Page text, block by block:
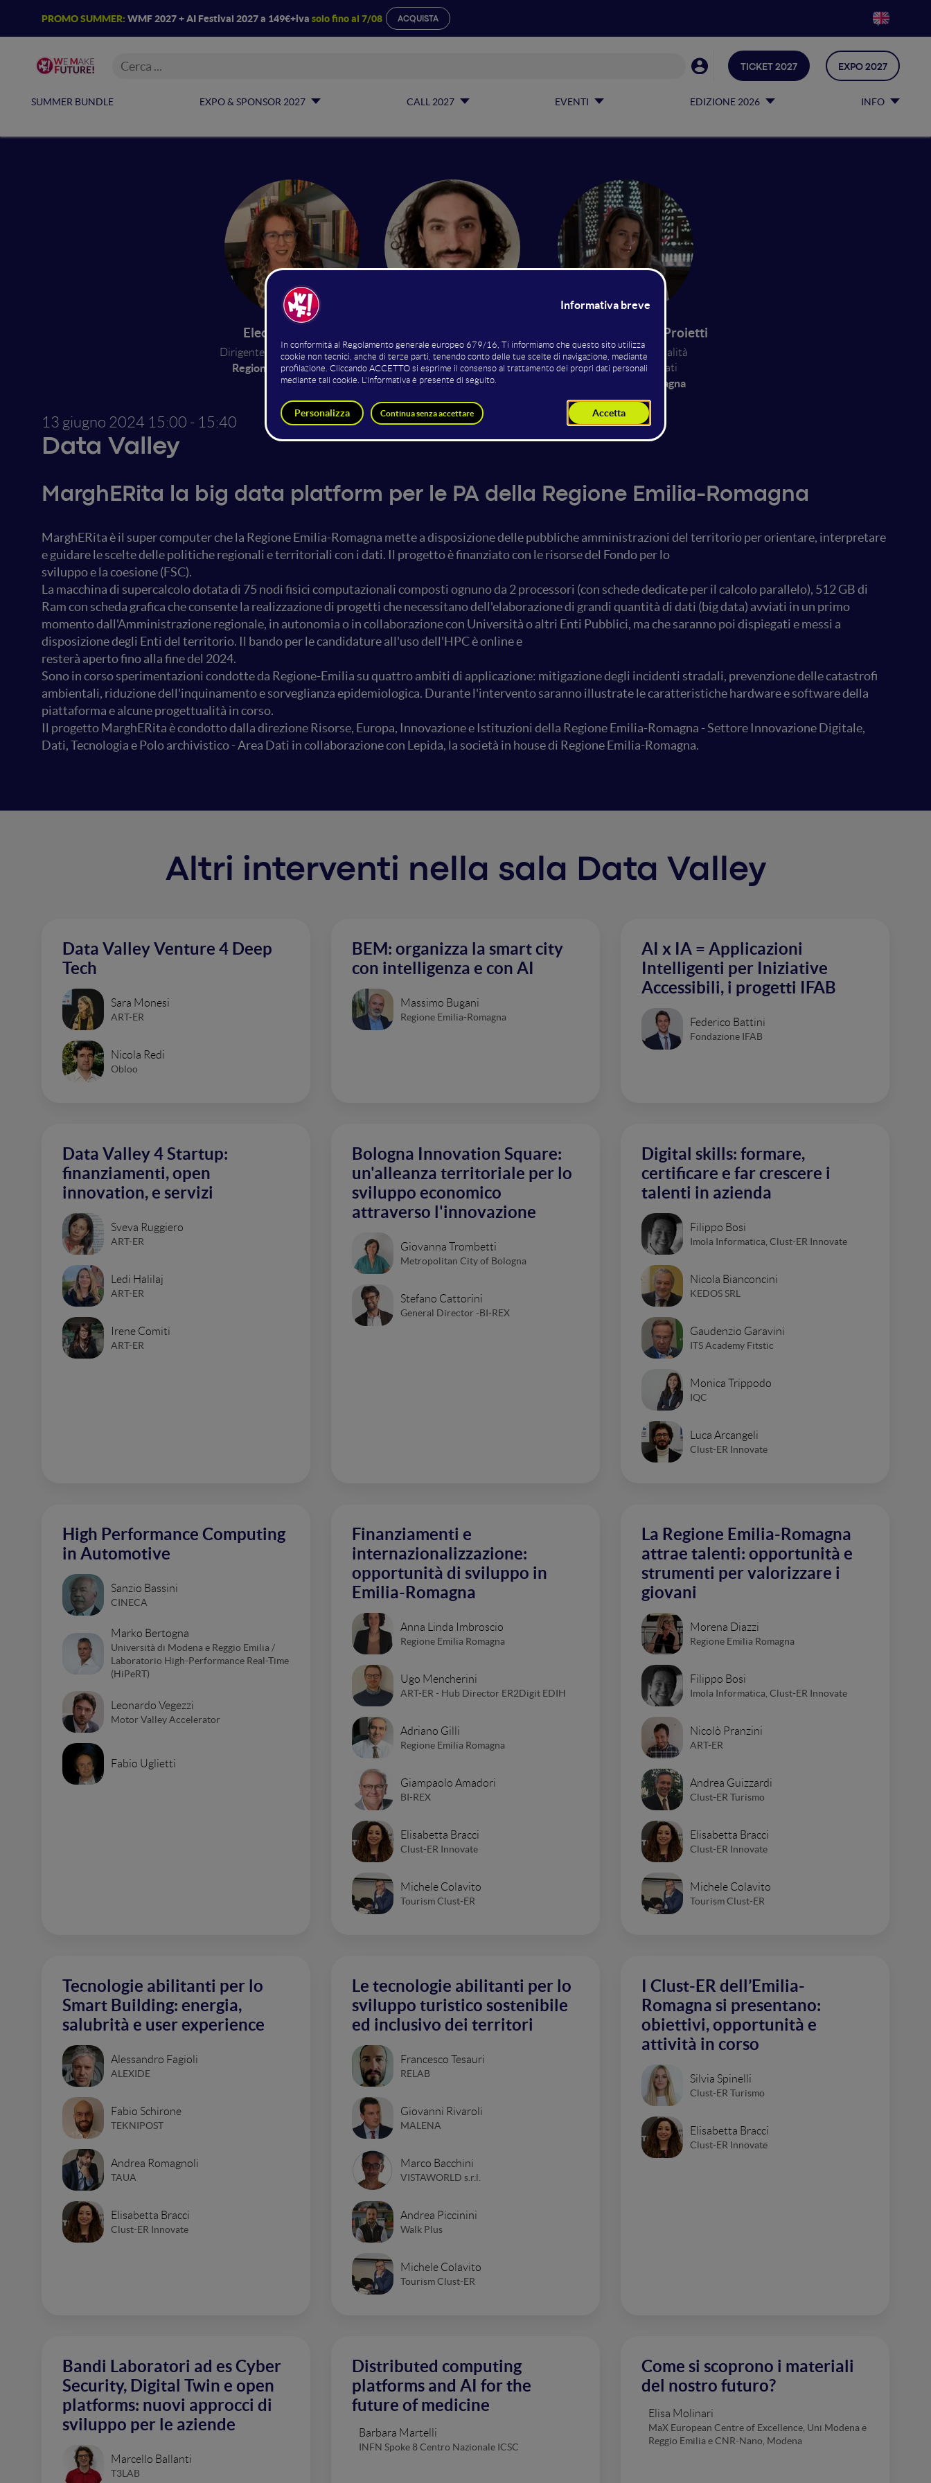
PROMO SUMMER: WMF 2027 + AI Festival 2027 a 149€+iva solo fino al 7/08 ACQUISTA
SUMMER BUNDLE EXPO & SPONSOR 2027 CALL 2027 EVENTI EDIZIONE 2026 INFO
TICKET 2027 EXPO 2027
Eleonora Verdini
Dirigente Area Dati e Statistica
Regione Emilia-Romagna
EQ Sviluppo Sistemi di Business
Intelligence - Area Dati
Regione Emilia-Romagna
Giada Spaccapanico Proietti
EQ Sviluppo Progettualità
Innovative - Area Dati
Regione Emilia-Romagna
13 giugno 2024 15:00 - 15:40
Data Valley
MarghERita la big data platform per le PA della Regione Emilia-Romagna
MarghERita è il super computer che la Regione Emilia-Romagna mette a disposizione delle pubbliche amministrazioni del territorio per orientare, interpretare
e guidare le scelte delle politiche regionali e territoriali con i dati. Il progetto è finanziato con le risorse del Fondo per lo
sviluppo e la coesione (FSC).
La macchina di supercalcolo dotata di 75 nodi fisici computazionali composti ognuno da 2 processori (con schede dedicate per il calcolo parallelo), 512 GB di
Ram con scheda grafica che consente la realizzazione di progetti che necessitano dell'elaborazione di grandi quantità di dati (big data) avviati in un primo
momento dall'Amministrazione regionale, in autonomia o in collaborazione con Università o altri Enti Pubblici, ma che saranno poi dispiegati e messi a
disposizione degli Enti del territorio. Il bando per le candidature all'uso dell'HPC è online e
resterà aperto fino alla fine del 2024.
Sono in corso sperimentazioni condotte da Regione-Emilia su quattro ambiti di applicazione: mitigazione degli incidenti stradali, prevenzione delle catastrofi
ambientali, riduzione dell'inquinamento e sorveglianza epidemiologica. Durante l'intervento saranno illustrate le caratteristiche hardware e software della
piattaforma e alcune progettualità in corso.
Il progetto MarghERita è condotto dalla direzione Risorse, Europa, Innovazione e Istituzioni della Regione Emilia-Romagna - Settore Innovazione Digitale,
Dati, Tecnologia e Polo archivistico - Area Dati in collaborazione con Lepida, la società in house di Regione Emilia-Romagna.
Altri interventi nella sala Data Valley
Data Valley Venture 4 Deep
Tech
Sara Monesi
ART-ER
Nicola Redi
Obloo
BEM: organizza la smart city
con intelligenza e con AI
Massimo Bugani
Regione Emilia-Romagna
AI x IA = Applicazioni
Intelligenti per Iniziative
Accessibili, i progetti IFAB
Federico Battini
Fondazione IFAB
Data Valley 4 Startup:
finanziamenti, open
innovation, e servizi
Sveva Ruggiero
ART-ER
Ledi Halilaj
ART-ER
Irene Comiti
ART-ER
Bologna Innovation Square:
un'alleanza territoriale per lo
sviluppo economico
attraverso l'innovazione
Giovanna Trombetti
Metropolitan City of Bologna
Stefano Cattorini
General Director -BI-REX
Digital skills: formare,
certificare e far crescere i
talenti in azienda
Filippo Bosi
Imola Informatica, Clust-ER Innovate
Nicola Bianconcini
KEDOS SRL
Gaudenzio Garavini
ITS Academy Fitstic
Monica Trippodo
IQC
Luca Arcangeli
Clust-ER Innovate
High Performance Computing
in Automotive
Sanzio Bassini
CINECA
Marko Bertogna
Università di Modena e Reggio Emilia /
Laboratorio High-Performance Real-Time
(HiPeRT)
Leonardo Vegezzi
Motor Valley Accelerator
Fabio Uglietti
Finanziamenti e
internazionalizzazione:
opportunità di sviluppo in
Emilia-Romagna
Anna Linda Imbroscio
Regione Emilia Romagna
Ugo Mencherini
ART-ER - Hub Director ER2Digit EDIH
Adriano Gilli
Regione Emilia Romagna
Giampaolo Amadori
BI-REX
Elisabetta Bracci
Clust-ER Innovate
Michele Colavito
Tourism Clust-ER
La Regione Emilia-Romagna
attrae talenti: opportunità e
strumenti per valorizzare i
giovani
Morena Diazzi
Regione Emilia Romagna
Filippo Bosi
Imola Informatica, Clust-ER Innovate
Nicolò Pranzini
ART-ER
Andrea Guizzardi
Clust-ER Turismo
Elisabetta Bracci
Clust-ER Innovate
Michele Colavito
Tourism Clust-ER
Tecnologie abilitanti per lo
Smart Building: energia,
salubrità e user experience
Alessandro Fagioli
ALEXIDE
Fabio Schirone
TEKNIPOST
Andrea Romagnoli
TAUA
Elisabetta Bracci
Clust-ER Innovate
Le tecnologie abilitanti per lo
sviluppo turistico sostenibile
ed inclusivo dei territori
Francesco Tesauri
RELAB
Giovanni Rivaroli
MALENA
Marco Bacchini
VISTAWORLD s.r.l.
Andrea Piccinini
Walk Plus
Michele Colavito
Tourism Clust-ER
I Clust-ER dell’Emilia-
Romagna si presentano:
obiettivi, opportunità e
attività in corso
Silvia Spinelli
Clust-ER Turismo
Elisabetta Bracci
Clust-ER Innovate
Bandi Laboratori ad es Cyber
Security, Digital Twin e open
platforms: nuovi approcci di
sviluppo per le aziende
Marcello Ballanti
T3LAB
Distributed computing
platforms and AI for the
future of medicine
Barbara Martelli
INFN Spoke 8 Centro Nazionale ICSC
Come si scoprono i materiali
del nostro futuro?
Elisa Molinari
MaX European Centre of Excellence, Uni Modena e
Reggio Emilia e CNR-Nano, Modena